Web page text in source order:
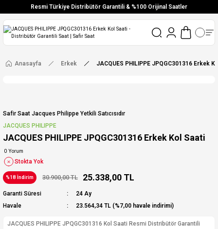
Resmi Türkiye Distribütör Garantili & %100 Orijinal Saatler
Vade Farksız 6 Taksit
Aynı Gün Stoktan Gönderim
Ücretsiz Kargo
Anasayfa Erkek JACQUES PHILIPPE JPQGC301316 Erkek
Safir Saat Jacques Philippe Yetkili Satıcısıdır
JACQUES PHILIPPE
JACQUES PHILIPPE JPQGC301316 Erkek Kol Saati
0 Yorum
Stokta Yok
%18 İndirim 30.900,00 TL 25.338,00 TL
Garanti Süresi
24 Ay
Havale
23.564,34 TL (%7,00 havale indirimi)
JACQUES PHILIPPE JPQGC301316 Kol Saati Resmi Distribütör Garantili